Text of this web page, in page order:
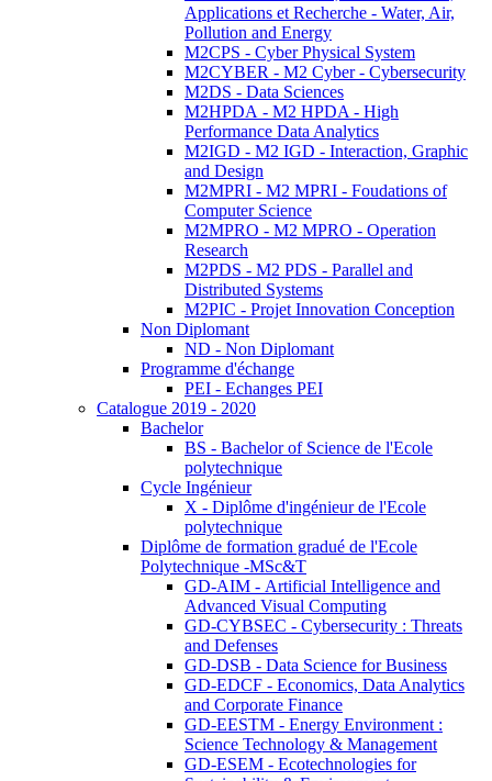
Applications et Recherche - Water, Air,
Pollution and Energy
M2CPS - Cyber Physical System
M2CYBER - M2 Cyber - Cybersecurity
M2DS - Data Sciences
M2HPDA - M2 HPDA - High
Performance Data Analytics
M2IGD - M2 IGD - Interaction, Graphic
and Design
M2MPRI - M2 MPRI - Foudations of
Computer Science
M2MPRO - M2 MPRO - Operation
Research
M2PDS - M2 PDS - Parallel and
Distributed Systems
M2PIC - Projet Innovation Conception
Non Diplomant
ND - Non Diplomant
Programme d'échange
PEI - Echanges PEI
Catalogue 2019 - 2020
Bachelor
BS - Bachelor of Science de l'Ecole
polytechnique
Cycle Ingénieur
X - Diplôme d'ingénieur de l'Ecole
polytechnique
Diplôme de formation gradué de l'Ecole
Polytechnique -MSc&T
GD-AIM - Artificial Intelligence and
Advanced Visual Computing
GD-CYBSEC - Cybersecurity : Threats
and Defenses
GD-DSB - Data Science for Business
GD-EDCF - Economics, Data Analytics
and Corporate Finance
GD-EESTM - Energy Environment :
Science Technology & Management
GD-ESEM - Ecotechnologies for